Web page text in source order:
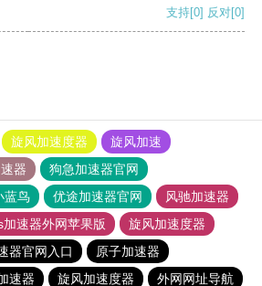
支持[0] 反对[0]
旋风加速度器
旋风加速
器
狗急加速器官网
蓝鸟 优途加速器官网
风驰加速器
加速器外网苹果版
旋风加速度器
器官网入口
原子加速器
速器 旋风加速度器 外网网址导航